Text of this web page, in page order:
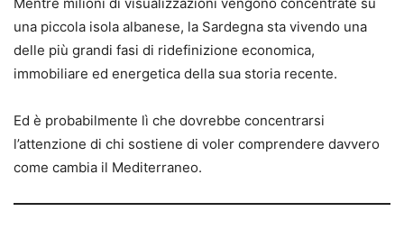
una piccola isola albanese, la Sardegna sta vivendo una
delle più grandi fasi di ridefinizione economica,
immobiliare ed energetica della sua storia recente.
Ed è probabilmente lì che dovrebbe concentrarsi
l’attenzione di chi sostiene di voler comprendere davvero
come cambia il Mediterraneo.